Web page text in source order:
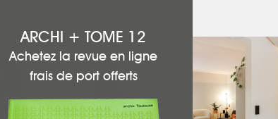
ARCHI + TOME 12
Achetez la revue en ligne
frais de port offerts